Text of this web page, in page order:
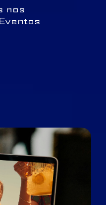
nos